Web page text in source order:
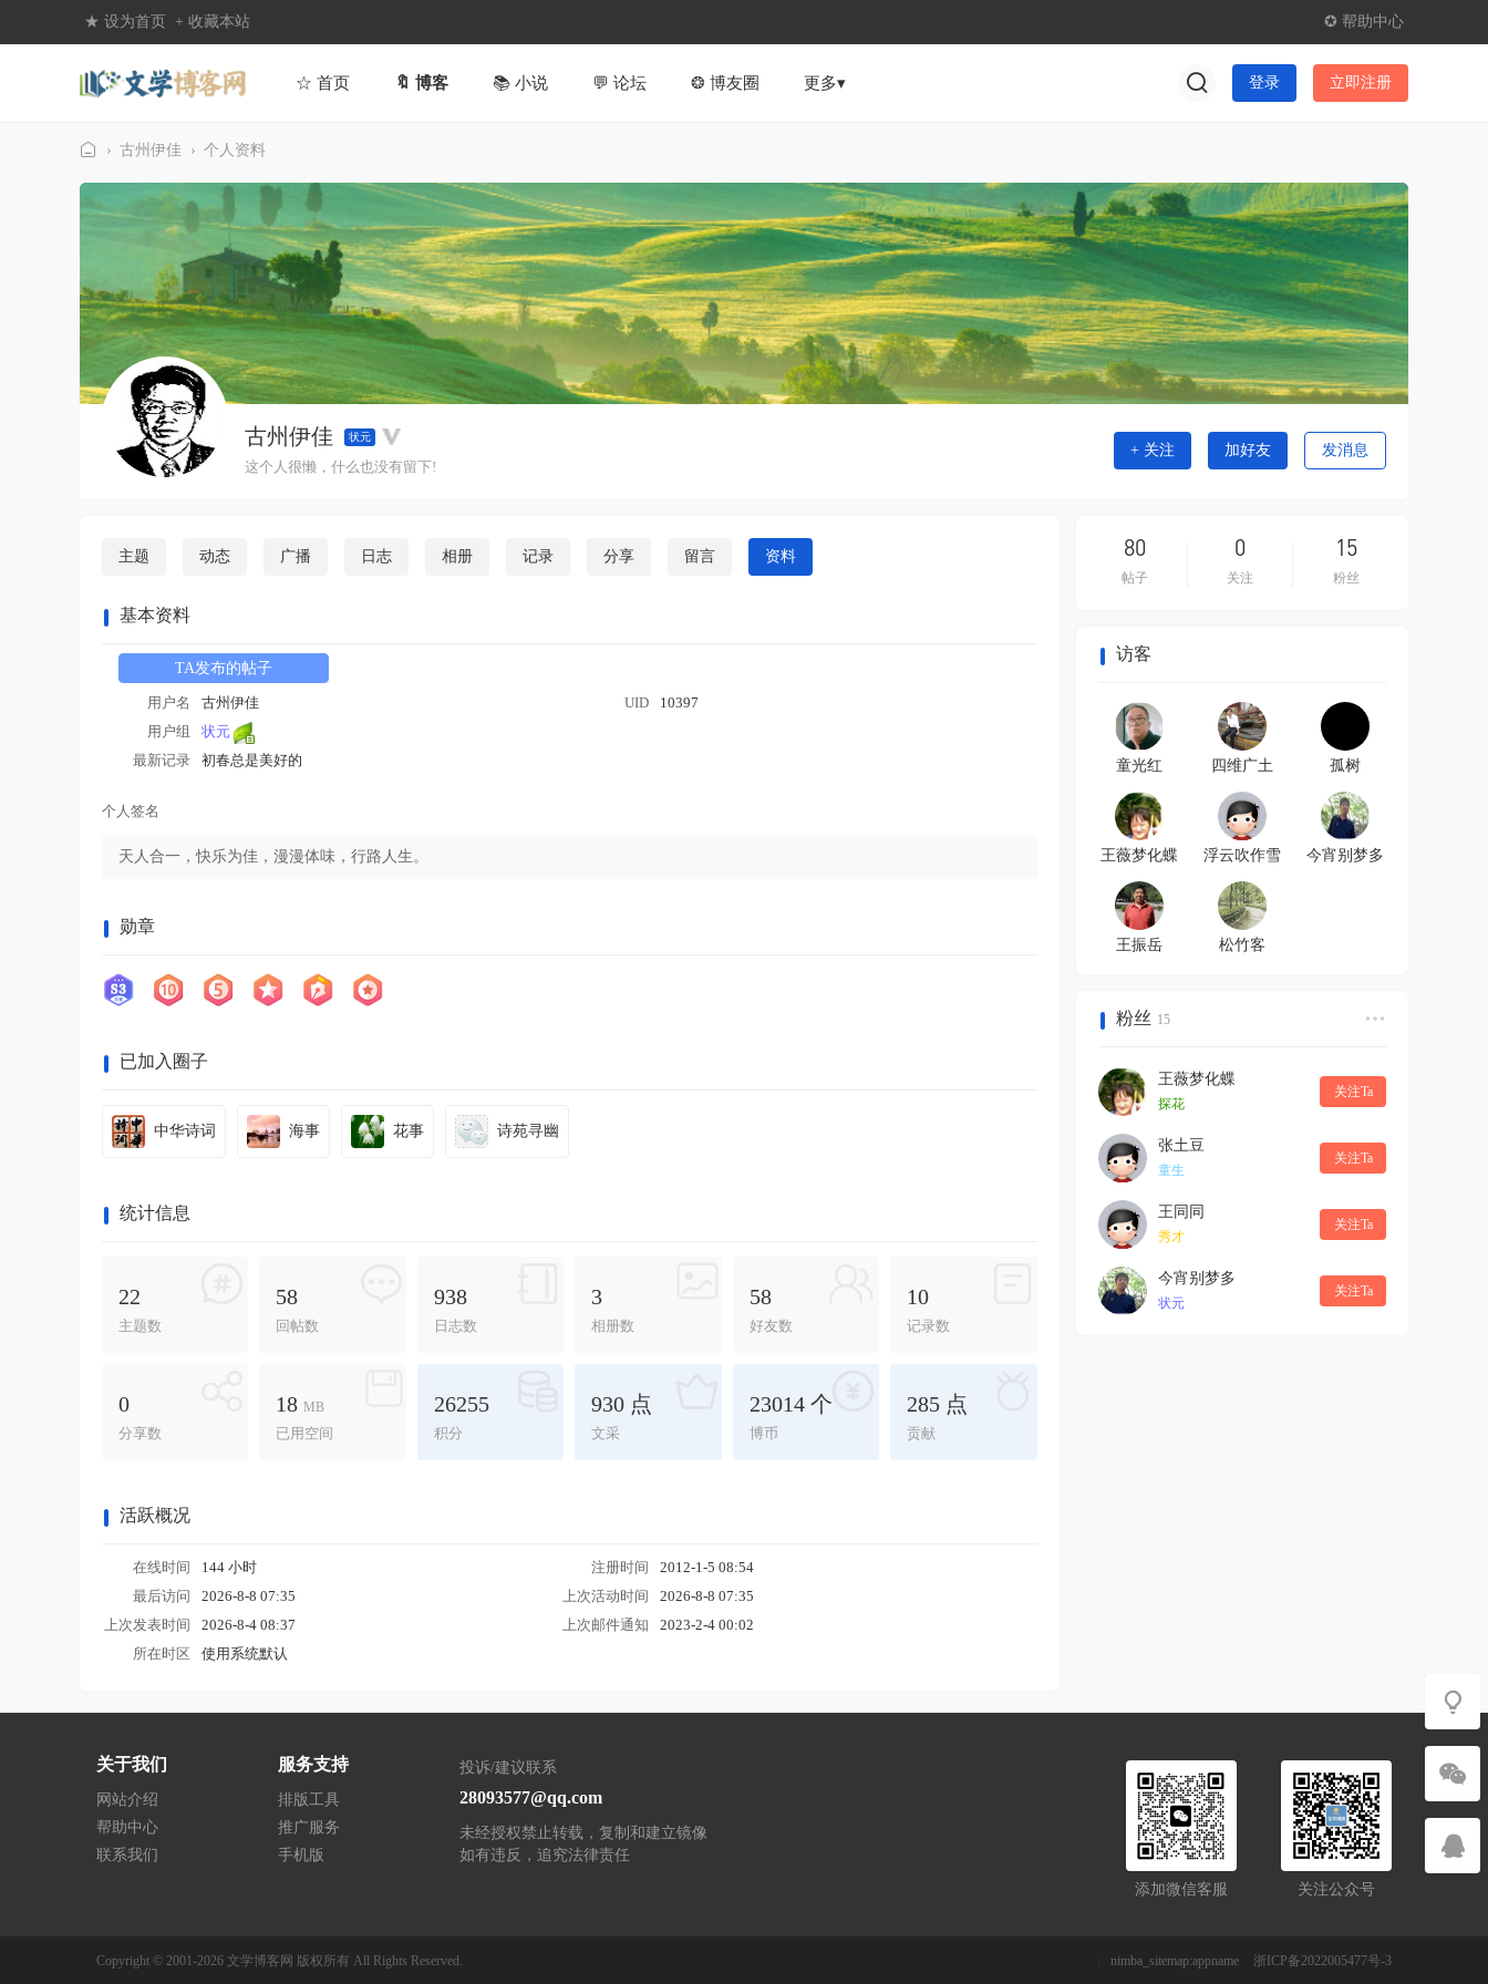
★ 设为首页 + 收藏本站 ✪ 帮助中心
☆ 首页 🔖 博客 📚︎ 小说 💬 论坛 ❂ 博友圈 更多▾ 登录 立即注册
文
学
网
› 古州伊佳 › 个人资料
+ 关注 加好友 发消息
古州伊佳 状元
这个人很懒，什么也没有留下!
主题 动态 广播 日志 相册 记录 分享 留言 资料
基本资料
TA发布的帖子
用户名 古州伊佳 UID
10397
用户组
状元
最新记录
初春总是美好的
个人签名
天人合一，快乐为佳，漫漫体味，行路人生。
勋章
已加入圈子
中华诗词 海事 花事 诗苑寻幽
统计信息
22
主题数
58
回帖数
938
日志数
3
相册数
58
好友数
10
记录数
0
分享数
18MB
已用空间
26255
积分
930 点
文采
23014 个
博币
285 点
贡献
活跃概况
在线时间 144 小时 注册时间
2012-1-5 08:54
最后访问
2026-8-8 07:35 上次活动时间
2026-8-8 07:35
上次发表时间
2026-8-4 08:37 上次邮件通知
2023-2-4 00:02
所在时区
使用系统默认
80
帖子
0
关注
15
粉丝
访客
童光红 四维广土 孤树
王薇梦化蝶 浮云吹作雪 今宵别梦多
王振岳 松竹客
粉丝 15
关注Ta
王薇梦化蝶
探花
关注Ta
张土豆
童生
关注Ta
王同同
秀才
关注Ta
今宵别梦多
状元
关于我们
网站介绍
帮助中心
联系我们
服务支持
排版工具
推广服务
手机版
投诉/建议联系
28093577@qq.com
未经授权禁止转载，复制和建立镜像
如有违反，追究法律责任
关注公众号
添加微信客服
Copyright © 2001-2026 文学博客网 版权所有 All Rights Reserved. nimba_sitemap:appname 浙ICP备2022005477号-3